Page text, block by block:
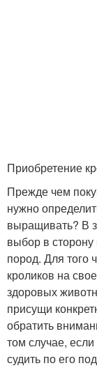
Приобретение
Прежде чем
нужно
выращивать? В
выбор в
пород. Для того
кроликов на
здоровых
присущи
обратить
том случае,
судить по его